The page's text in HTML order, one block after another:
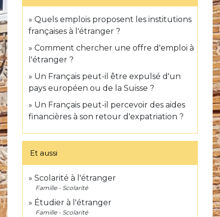
Quels emplois proposent les institutions
françaises à l'étranger ?
Comment chercher une offre d'emploi à
l'étranger ?
Un Français peut-il être expulsé d'un
pays européen ou de la Suisse ?
Un Français peut-il percevoir des aides
financières à son retour d'expatriation ?
Et aussi
Scolarité à l'étranger
Famille - Scolarité
Étudier à l'étranger
Famille - Scolarité